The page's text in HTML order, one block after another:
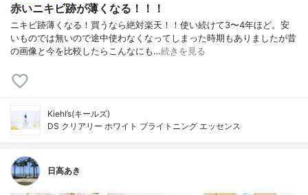
赤いニキビ跡が薄くなる！！！
ニキビ跡薄くなる！買うなら絶対楽天！！使い続けて3〜4年ほど。安
いものでは無いので途中使わなくなってしまった時期もありましたが昔
の画像と今を比較したらこんなにも…続きを見る
Kiehl’s(キールズ)
DS クリアリー ホワイト ブライトニング エッセンス
日高あき